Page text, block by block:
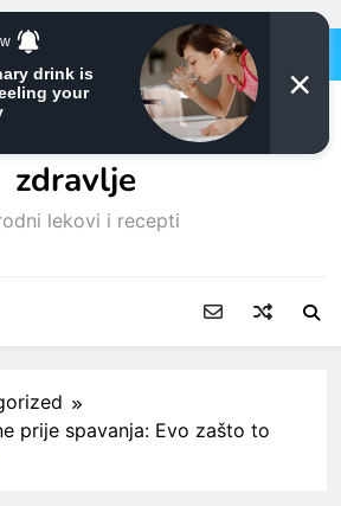
i Prirodno
zdravlje
lekovi i recepti
prije spavanja: Evo zašto to